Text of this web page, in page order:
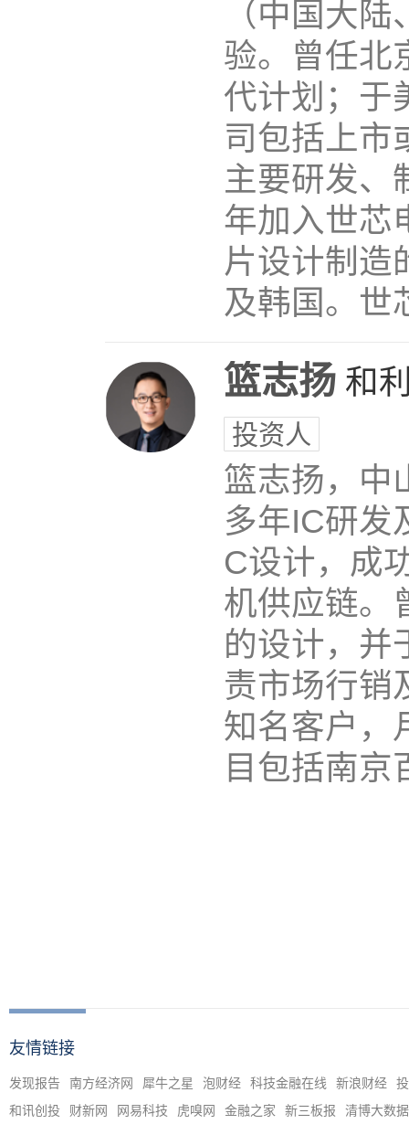
（中国大
验。曾任北
代计划；于
司包括上市
主要研发、
年加入世芯
片设计制造
及韩国。世
篮志扬 和
投资人
篮志扬，中
多年IC研发
C设计，成
机供应链。
的设计，并
责市场行销
知名客户，
目包括南京
友情链接
发现报告 南方经济网 犀牛之星 泡财经 科技金融在线 新浪财经
和讯创投
财新网 网易科技 虎嗅网 金融之家 新三板报 清博大数据